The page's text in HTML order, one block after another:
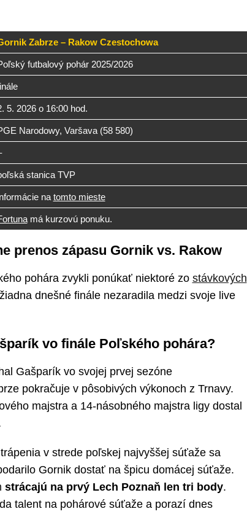
Zabrze – Rakow Czestochowa
futbalový pohár 2025/2026
5. 2026 o 16:00 hod.
Narodowy, Varšava (58 580)
stanica TVP
na tomto mieste
má kurzovú ponuku.
prenos zápasu Gornik vs. Rakow
pohára zvykli ponúkať niektoré zo stávkových
dnešné finále nezaradila medzi svoje live
vo finále Poľského pohára?
Gašparík vo svojej prvej sezóne
pokračuje v pôsobivých výkonoch z Trnavy.
majstra a 14-násobného majstra ligy dostal
v strede poľskej najvyššej súťaže sa
Gornik dostať na špicu domácej súťaže.
strácajú na prvý Lech Poznaň len tri body.
talent na pohárové súťaže a porazí dnes